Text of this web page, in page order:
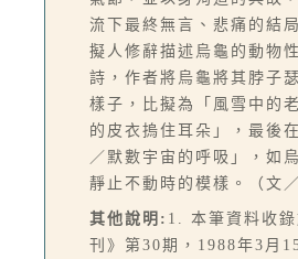
流下最終無言、悲痛的結
擬人修辭描述烏龜的動物
詩，作者將烏龜將其脖子
樣子，比擬為「風雪中的
的皮衣摀住耳朵」，最後
／默數宇宙的呼吸」，如
靜止不動時的模樣。（文
其他說明: 1. 本筆資料收
刊》第30期，1988年3月